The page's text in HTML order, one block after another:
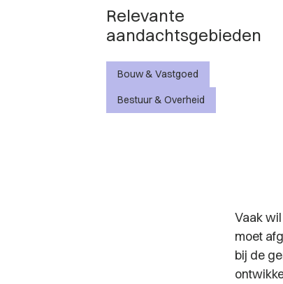
Relevante
aandachtsgebieden
Bouw & Vastgoed
Bestuur & Overheid
Vaak
moet
bij de